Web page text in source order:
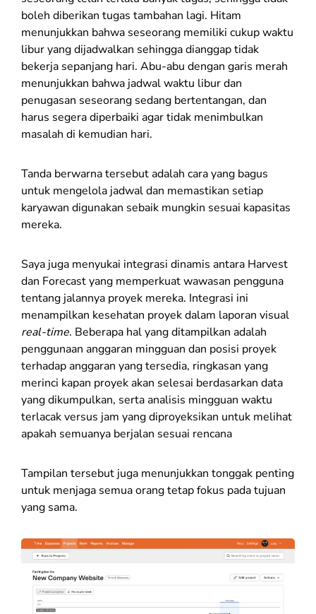
boleh diberikan tugas tambahan lagi. Hitam
menunjukkan bahwa seseorang memiliki cukup waktu
libur yang dijadwalkan sehingga dianggap tidak
bekerja sepanjang hari. Abu-abu dengan garis merah
menunjukkan bahwa jadwal waktu libur dan
penugasan seseorang sedang bertentangan, dan
harus segera diperbaiki agar tidak menimbulkan
masalah di kemudian hari.
Tanda berwarna tersebut adalah cara yang bagus
untuk mengelola jadwal dan memastikan setiap
karyawan digunakan sebaik mungkin sesuai kapasitas
mereka.
Saya juga menyukai integrasi dinamis antara Harvest
dan Forecast yang memperkuat wawasan pengguna
tentang jalannya proyek mereka. Integrasi ini
menampilkan kesehatan proyek dalam laporan visual
real-time. Beberapa hal yang ditampilkan adalah
penggunaan anggaran mingguan dan posisi proyek
terhadap anggaran yang tersedia, ringkasan yang
merinci kapan proyek akan selesai berdasarkan data
yang dikumpulkan, serta analisis mingguan waktu
terlacak versus jam yang diproyeksikan untuk melihat
apakah semuanya berjalan sesuai rencana
Tampilan tersebut juga menunjukkan tonggak penting
untuk menjaga semua orang tetap fokus pada tujuan
yang sama.